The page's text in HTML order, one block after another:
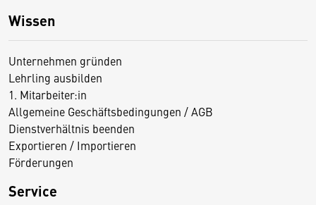
Wissen
Unternehmen gründen
Lehrling ausbilden
1. Mitarbeiter:in
Allgemeine Geschäftsbedingungen / AGB
Dienstverhältnis beenden
Exportieren / Importieren
Förderungen
Service